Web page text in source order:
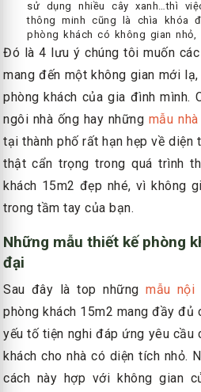
sử dụng nhiều cây xanh…thì
thông minh cũng là chìa khóa
phòng khách có không gian nhỏ,
Đó là 4 lưu ý chúng tôi muốn
mang đến một không gian mới
phòng khách của gia đình mình.
ngôi nhà ống hay những mẫu
tại thành phố rất hạn hẹp về diện
thật cẩn trọng trong quá trình
khách 15m2 đẹp nhé, vì không
trong tầm tay của bạn.
Những mẫu thiết kế phòng
đại
Sau đây là top nhữngmẫu nội
phòng khách 15m2 mang đầy đủ
yếu tố tiện nghi đáp ứng yêu cầu
khách cho nhà có diện tích nhỏ.
cách này hợp với không gian